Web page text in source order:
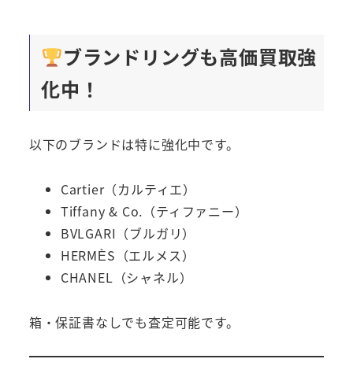
ブランドリングも高価買取強
化中！
以下のブランドは特に強化中です。
Cartier（カルティエ）
Tiffany & Co.（ティファニー）
BVLGARI（ブルガリ）
HERMÈS（エルメス）
CHANEL（シャネル）
箱・保証書なしでも査定可能です。